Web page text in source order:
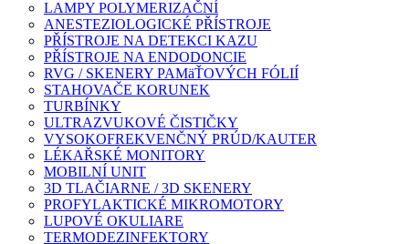
LAMPY POLYMERIZAČNÍ
ANESTEZIOLOGICKÉ PŘÍSTROJE
PŘÍSTROJE NA DETEKCI KAZU
PŘÍSTROJE NA ENDODONCIE
RVG / SKENERY PAMäŤOVÝCH FÓLIÍ
STAHOVAČE KORUNEK
TURBÍNKY
ULTRAZVUKOVÉ ČISTIČKY
VYSOKOFREKVENČNÝ PRÚD/KAUTER
LÉKAŘSKÉ MONITORY
MOBILNÍ UNIT
3D TLAČIARNE / 3D SKENERY
PROFYLAKTICKÉ MIKROMOTORY
LUPOVÉ OKULIARE
TERMODEZINFEKTORY